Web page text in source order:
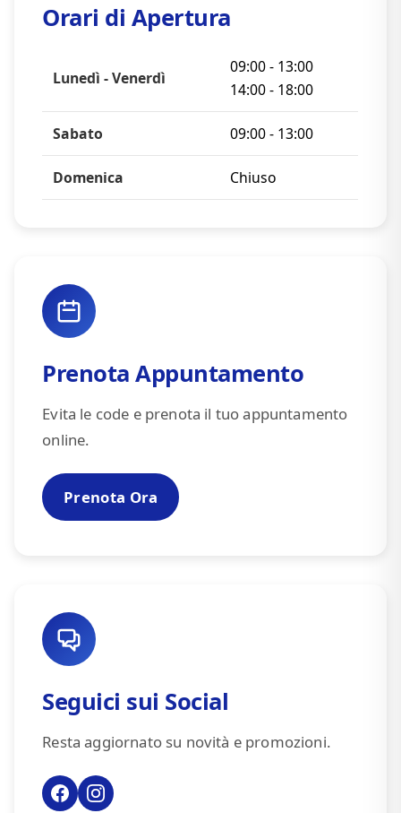
Orari di Apertura
Lunedì - Venerdì
09:00 - 13:00
14:00 - 18:00
Sabato 09:00 - 13:00
Domenica Chiuso
Prenota Appuntamento
Evita le code e prenota il tuo appuntamento
online.
Prenota Ora
Seguici sui Social
Resta aggiornato su novità e promozioni.